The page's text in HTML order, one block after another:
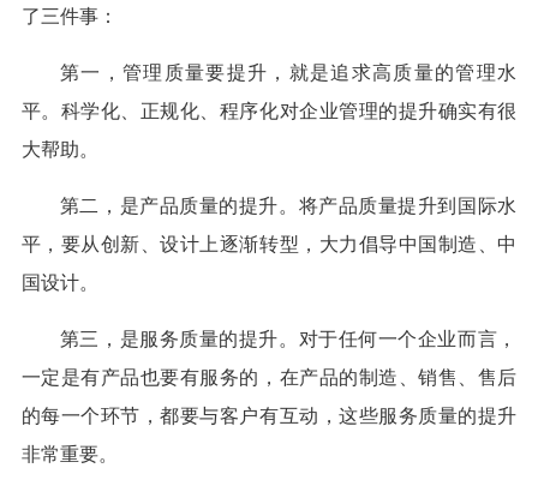
了三件事：
第一，管理质量要提升，就是追求高质量的管理水
平。科学化、正规化、程序化对企业管理的提升确实有很
大帮助。
第二，是产品质量的提升。将产品质量提升到国际水
平，要从创新、设计上逐渐转型，大力倡导中国制造、中
国设计。
第三，是服务质量的提升。对于任何一个企业而言，
一定是有产品也要有服务的，在产品的制造、销售、售后
的每一个环节，都要与客户有互动，这些服务质量的提升
非常重要。